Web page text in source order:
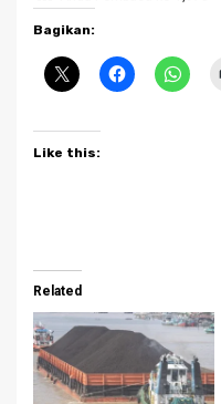
Bagikan:
Like this:
Related